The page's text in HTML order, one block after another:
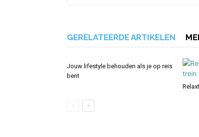
GERELATEERDE ARTIKELEN
Jouw lifestyle behouden als je op reis
bent